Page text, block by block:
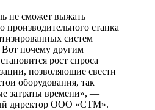
не сможет выжать
станка
систем
Вот почему другим
рост спроса
позволяющие свести
оборудования, так
затраты времени», —
директор ООО «СТМ».